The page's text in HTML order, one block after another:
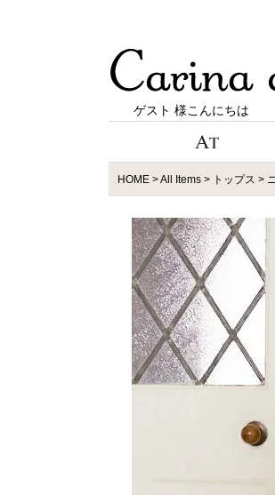
ゲスト 様こんにちは
HOME All Items トップス